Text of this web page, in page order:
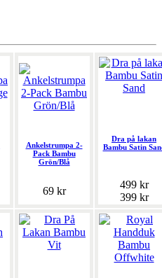
Ankelstrumpa 2-
Pack Bambu
Grön/Blå
69 kr
Dra på lakan
Bambu Satin
499 kr
399 kr